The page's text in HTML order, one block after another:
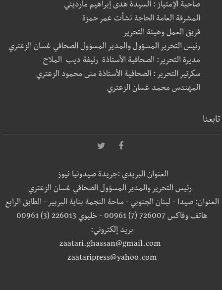
صاحبة الإمتياز : السيدة هدى إبراهيم مارديني
المشرفة العامة الحاجة نشأت عمر حمزة
فريق العمل وهيئة التحرير
رئيس التحرير المسؤول والمدير المسؤول الصحافي غسان الزعتري
مديرة التحرير: الصحافية الأستاذة رئيفة ديب الملاح
سكرتير التحرير : الصحافية الأستاذة منى محمود الزعتري
المهندس محمد غسان الزعتري
تابعنا
العنوان البريدي :جريدة صيدونيا نيوز
رئيس التحرير والمدير المسؤول الصحافي غسان الزعتري
العنوان: صيدا - لبنان الجنوبي - ساحة النجمة بناية البربير - الطابق الرابع
هاتف وفاكس 726007 (7) 00961 - خليوي 226013 (3) 00961
بريد إلكتروني:
zaatari.ghassan@gmail.com
zaataripress@yahoo.com